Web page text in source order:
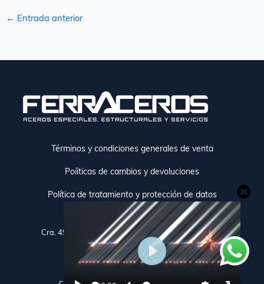
P
← Entrada anterior
Términos y condiciones generales de venta
Poíiticas de cambios y devoluciones
Política de tratamiento y protección de datos
Cra. 49 # 81 sur 30 Sabaneta, Antioquia, Colombia.
+57 318 631 9381